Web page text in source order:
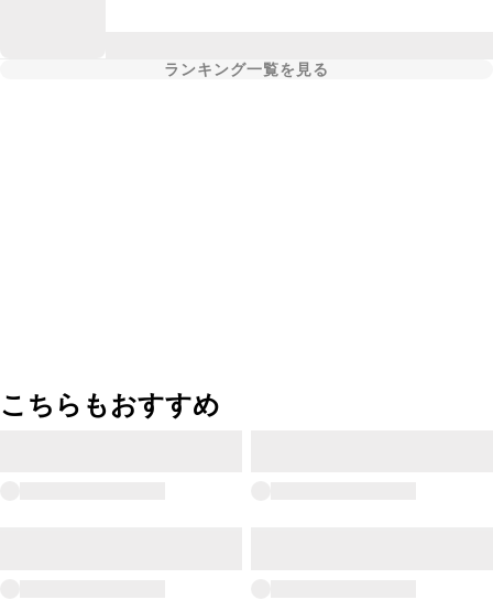
ランキング一覧を見る
こちらもおすすめ